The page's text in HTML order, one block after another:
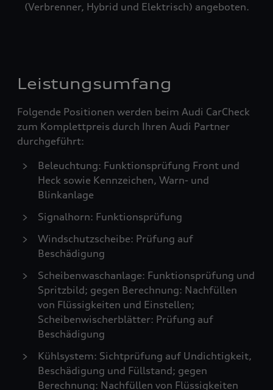
(Verbrenner, Hybrid und Elektrisch) angeboten.
Leistungsumfang
Folgende Positionen werden beim Audi CarCheck
zum Komplettpreis durch Ihren Audi Partner
durchgeführt:
Beleuchtung: Funktionsprüfung Front und
Heck sowie Kennzeichen, Warn- und
Blinkanlage
Signalhorn: Funktionsprüfung
Windschutzscheibe: Prüfung auf
Beschädigung
Scheibenwaschanlage: Funktionsprüfung und
Spritzbild; gegen Berechnung: Nachfüllen
von Flüssigkeiten und Einstellen;
Scheibenwischerblätter: Prüfung auf
Beschädigung
Kühlsystem: Sichtprüfung auf Undichtigkeit,
Beschädigung und Füllstand; gegen
Berechnung: Nachfüllen von Flüssigkeiten